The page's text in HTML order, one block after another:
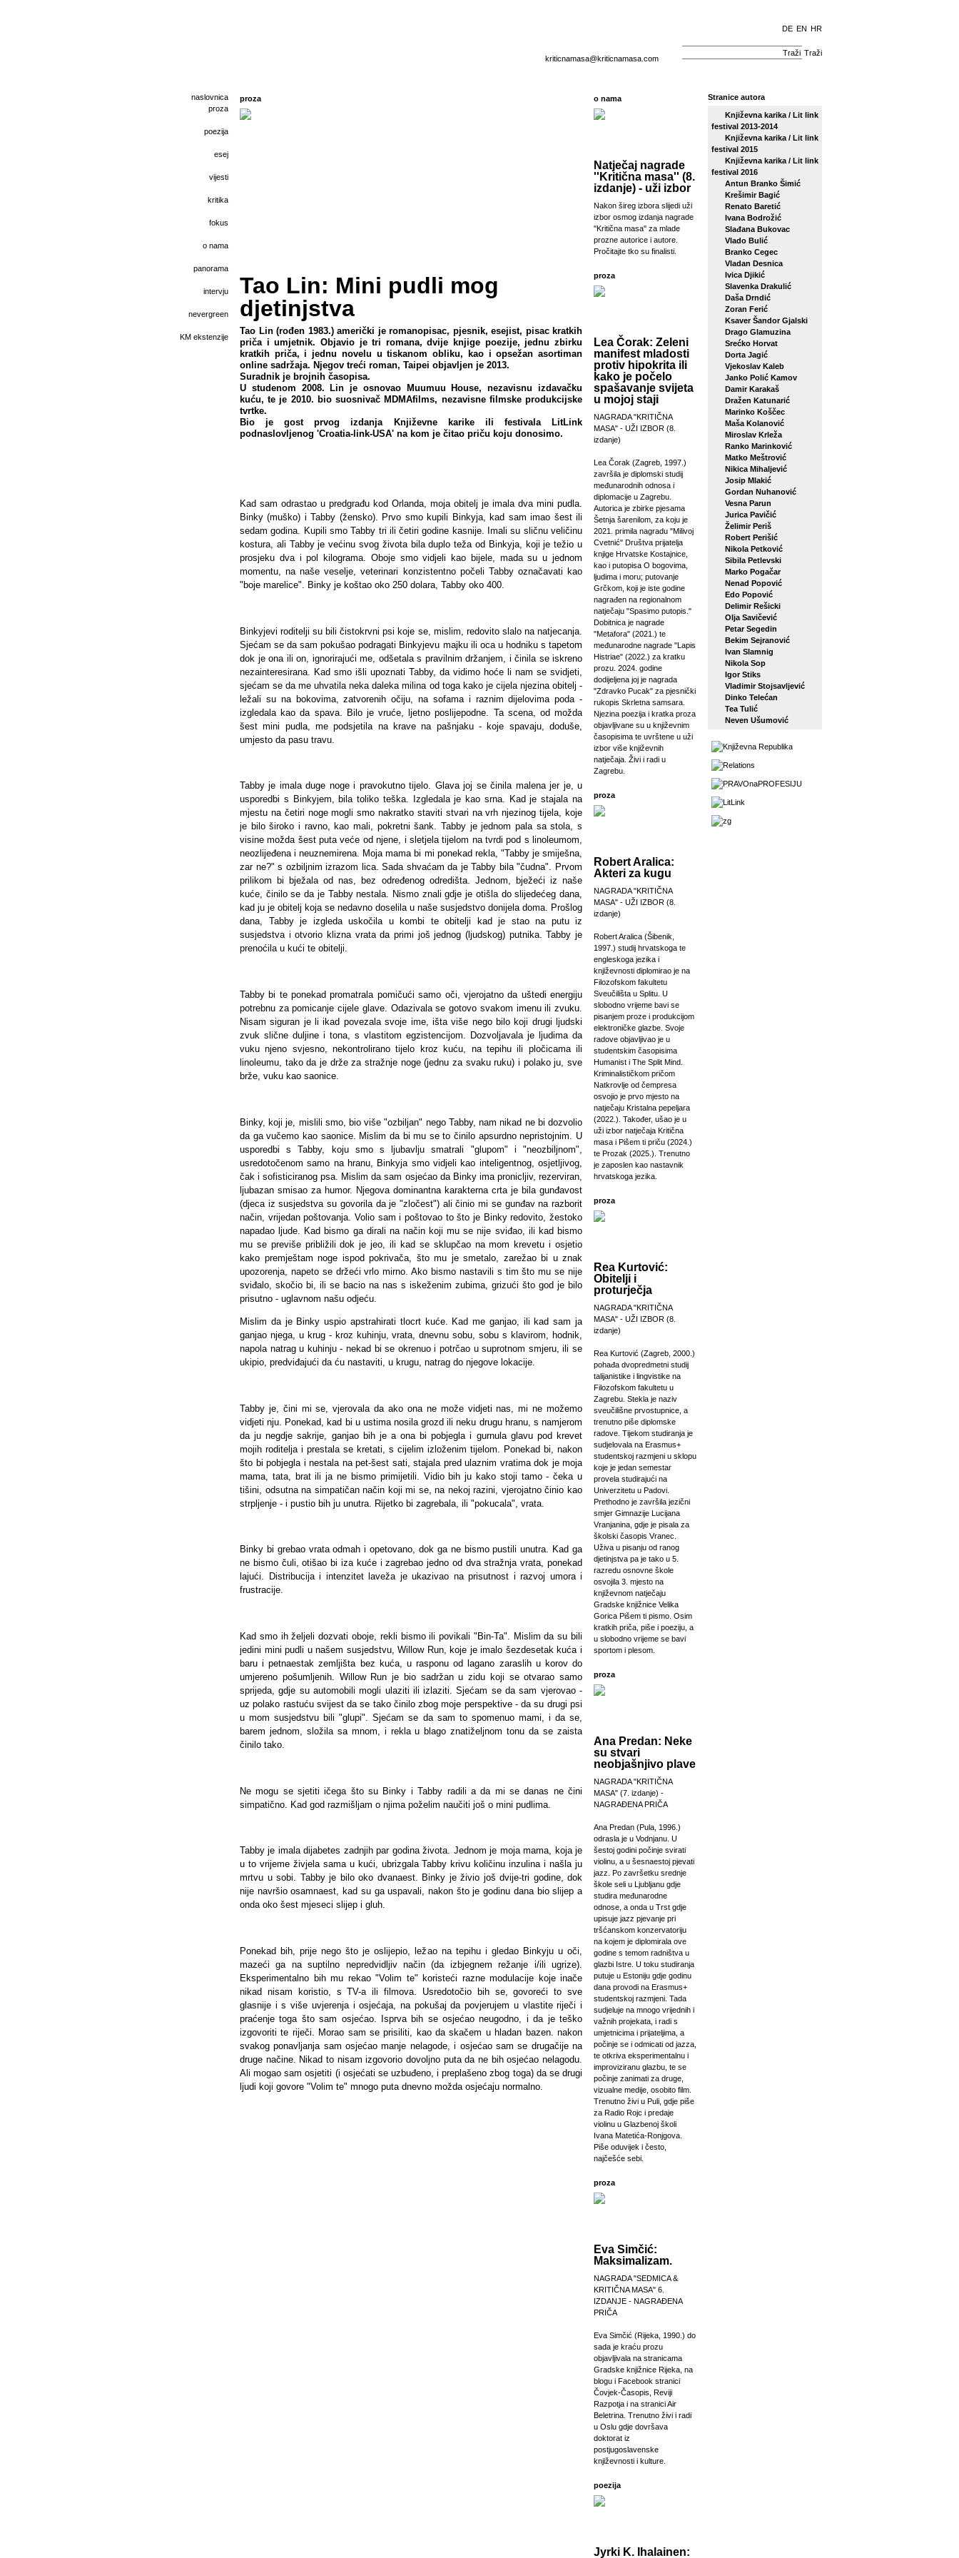
kriticnamasa@kriticnamasa.com
HR
EN
DE
Traži
naslovnica
proza
poezija
esej
vijesti
kritika
fokus
o nama
panorama
intervju
nevergreen
KM ekstenzije
proza
Tao Lin: Mini pudli mog
djetinjstva
Tao Lin (rođen 1983.) američki je romanopisac, pjesnik, esejist, pisac kratkih
priča i umjetnik. Objavio je tri romana, dvije knjige poezije, jednu zbirku
kratkih priča, i jednu novelu u tiskanom obliku, kao i opsežan asortiman
online sadržaja. Njegov treći roman, Taipei objavljen je 2013.
Suradnik je brojnih časopisa.
U studenom 2008. Lin je osnovao Muumuu House, nezavisnu izdavačku
kuću, te je 2010. bio suosnivač MDMAfilms, nezavisne filmske produkcijske
tvrtke.
Bio je gost prvog izdanja Književne karike ili festivala LitLink
podnaslovljenog 'Croatia-link-USA' na kom je čitao priču koju donosimo.
Kad sam odrastao u predgrađu kod Orlanda, moja obitelj je imala dva mini pudla.
Binky (muško) i Tabby (žensko). Prvo smo kupili Binkyja, kad sam imao šest ili
sedam godina. Kupili smo Tabby tri ili četiri godine kasnije. Imali su sličnu veličinu
kostura, ali Tabby je većinu svog života bila duplo teža od Binkyja, koji je težio u
prosjeku dva i pol kilograma. Oboje smo vidjeli kao bijele, mada su u jednom
momentu, na naše veselje, veterinari konzistentno počeli Tabby označavati kao
"boje marelice". Binky je koštao oko 250 dolara, Tabby oko 400.
Binkyjevi roditelji su bili čistokrvni psi koje se, mislim, redovito slalo na natjecanja.
Sjećam se da sam pokušao podragati Binkyjevu majku ili oca u hodniku s tapetom
dok je ona ili on, ignorirajući me, odšetala s pravilnim držanjem, i činila se iskreno
nezainteresirana. Kad smo išli upoznati Tabby, da vidimo hoće li nam se svidjeti,
sjećam se da me uhvatila neka daleka milina od toga kako je cijela njezina obitelj -
ležali su na bokovima, zatvorenih očiju, na sofama i raznim dijelovima poda -
izgledala kao da spava. Bilo je vruće, ljetno poslijepodne. Ta scena, od možda
šest mini pudla, me podsjetila na krave na pašnjaku - koje spavaju, doduše,
umjesto da pasu travu.
Tabby je imala duge noge i pravokutno tijelo. Glava joj se činila malena jer je, u
usporedbi s Binkyjem, bila toliko teška. Izgledala je kao srna. Kad je stajala na
mjestu na četiri noge mogli smo nakratko staviti stvari na vrh njezinog tijela, koje
je bilo široko i ravno, kao mali, pokretni šank. Tabby je jednom pala sa stola, s
visine možda šest puta veće od njene, i sletjela tijelom na tvrdi pod s linoleumom,
neozlijeđena i neuznemirena. Moja mama bi mi ponekad rekla, "Tabby je smiješna,
zar ne?" s ozbiljnim izrazom lica. Sada shvaćam da je Tabby bila "čudna". Prvom
prilikom bi bježala od nas, bez određenog odredišta. Jednom, bježeći iz naše
kuće, činilo se da je Tabby nestala. Nismo znali gdje je otišla do slijedećeg dana,
kad ju je obitelj koja se nedavno doselila u naše susjedstvo donijela doma. Prošlog
dana, Tabby je izgleda uskočila u kombi te obitelji kad je stao na putu iz
susjedstva i otvorio klizna vrata da primi još jednog (ljudskog) putnika. Tabby je
prenoćila u kući te obitelji.
Tabby bi te ponekad promatrala pomičući samo oči, vjerojatno da uštedi energiju
potrebnu za pomicanje cijele glave. Odazivala se gotovo svakom imenu ili zvuku.
Nisam siguran je li ikad povezala svoje ime, išta više nego bilo koji drugi ljudski
zvuk slične duljine i tona, s vlastitom egzistencijom. Dozvoljavala je ljudima da
vuku njeno svjesno, nekontrolirano tijelo kroz kuću, na tepihu ili pločicama ili
linoleumu, tako da je drže za stražnje noge (jednu za svaku ruku) i polako ju, sve
brže, vuku kao saonice.
Binky, koji je, mislili smo, bio više "ozbiljan" nego Tabby, nam nikad ne bi dozvolio
da ga vučemo kao saonice. Mislim da bi mu se to činilo apsurdno nepristojnim. U
usporedbi s Tabby, koju smo s ljubavlju smatrali "glupom" i "neozbiljnom",
usredotočenom samo na hranu, Binkyja smo vidjeli kao inteligentnog, osjetljivog,
čak i sofisticiranog psa. Mislim da sam osjećao da Binky ima pronicljiv, rezerviran,
ljubazan smisao za humor. Njegova dominantna karakterna crta je bila gunđavost
(djeca iz susjedstva su govorila da je "zločest") ali činio mi se gunđav na razborit
način, vrijedan poštovanja. Volio sam i poštovao to što je Binky redovito, žestoko
napadao ljude. Kad bismo ga dirali na način koji mu se nije sviđao, ili kad bismo
mu se previše približili dok je jeo, ili kad se sklupčao na mom krevetu i osjetio
kako premještam noge ispod pokrivača, što mu je smetalo, zarežao bi u znak
upozorenja, napeto se držeći vrlo mirno. Ako bismo nastavili s tim što mu se nije
sviđalo, skočio bi, ili se bacio na nas s iskeženim zubima, grizući što god je bilo
prisutno - uglavnom našu odjeću.
Mislim da je Binky uspio apstrahirati tlocrt kuće. Kad me ganjao, ili kad sam ja
ganjao njega, u krug - kroz kuhinju, vrata, dnevnu sobu, sobu s klavirom, hodnik,
napola natrag u kuhinju - nekad bi se okrenuo i potrčao u suprotnom smjeru, ili se
ukipio, predviđajući da ću nastaviti, u krugu, natrag do njegove lokacije.
Tabby je, čini mi se, vjerovala da ako ona ne može vidjeti nas, mi ne možemo
vidjeti nju. Ponekad, kad bi u ustima nosila grozd ili neku drugu hranu, s namjerom
da ju negdje sakrije, ganjao bih je a ona bi pobjegla i gurnula glavu pod krevet
mojih roditelja i prestala se kretati, s cijelim izloženim tijelom. Ponekad bi, nakon
što bi pobjegla i nestala na pet-šest sati, stajala pred ulaznim vratima dok je moja
mama, tata, brat ili ja ne bismo primijetili. Vidio bih ju kako stoji tamo - čeka u
tišini, odsutna na simpatičan način koji mi se, na nekoj razini, vjerojatno činio kao
strpljenje - i pustio bih ju unutra. Rijetko bi zagrebala, ili "pokucala", vrata.
Binky bi grebao vrata odmah i opetovano, dok ga ne bismo pustili unutra. Kad ga
ne bismo čuli, otišao bi iza kuće i zagrebao jedno od dva stražnja vrata, ponekad
lajući. Distribucija i intenzitet laveža je ukazivao na prisutnost i razvoj umora i
frustracije.
Kad smo ih željeli dozvati oboje, rekli bismo ili povikali "Bin-Ta". Mislim da su bili
jedini mini pudli u našem susjedstvu, Willow Run, koje je imalo šezdesetak kuća i
baru i petnaestak zemljišta bez kuća, u rasponu od lagano zaraslih u korov do
umjereno pošumljenih. Willow Run je bio sadržan u zidu koji se otvarao samo
sprijeda, gdje su automobili mogli ulaziti ili izlaziti. Sjećam se da sam vjerovao -
uz polako rastuću svijest da se tako činilo zbog moje perspektive - da su drugi psi
u mom susjedstvu bili "glupi". Sjećam se da sam to spomenuo mami, i da se,
barem jednom, složila sa mnom, i rekla u blago znatiželjnom tonu da se zaista
činilo tako.
Ne mogu se sjetiti ičega što su Binky i Tabby radili a da mi se danas ne čini
simpatično. Kad god razmišljam o njima poželim naučiti još o mini pudlima.
Tabby je imala dijabetes zadnjih par godina života. Jednom je moja mama, koja je
u to vrijeme živjela sama u kući, ubrizgala Tabby krivu količinu inzulina i našla ju
mrtvu u sobi. Tabby je bilo oko dvanaest. Binky je živio još dvije-tri godine, dok
nije navršio osamnaest, kad su ga uspavali, nakon što je godinu dana bio slijep a
onda oko šest mjeseci slijep i gluh.
Ponekad bih, prije nego što je oslijepio, ležao na tepihu i gledao Binkyju u oči,
mazeći ga na suptilno nepredvidljiv način (da izbjegnem režanje i/ili ugrize).
Eksperimentalno bih mu rekao "Volim te" koristeći razne modulacije koje inače
nikad nisam koristio, s TV-a ili filmova. Usredotočio bih se, govoreći to sve
glasnije i s više uvjerenja i osjećaja, na pokušaj da povjerujem u vlastite riječi i
praćenje toga što sam osjećao. Isprva bih se osjećao neugodno, i da je teško
izgovoriti te riječi. Morao sam se prisiliti, kao da skačem u hladan bazen. nakon
svakog ponavljanja sam osjećao manje nelagode, i osjećao sam se drugačije na
druge načine. Nikad to nisam izgovorio dovoljno puta da ne bih osjećao nelagodu.
Ali mogao sam osjetiti (i osjećati se uzbuđeno, i preplašeno zbog toga) da se drugi
ljudi koji govore "Volim te" mnogo puta dnevno možda osjećaju normalno.
o nama
Natječaj nagrade
''Kritična masa'' (8.
izdanje) - uži izbor
Nakon šireg izbora slijedi uži
izbor osmog izdanja nagrade
''Kritična masa'' za mlade
prozne autorice i autore.
Pročitajte tko su finalisti.
proza
Lea Čorak: Zeleni
manifest mladosti
protiv hipokrita ili
kako je počelo
spašavanje svijeta
u mojoj staji
NAGRADA "KRITIČNA
MASA" - UŽI IZBOR (8.
izdanje)
Lea Čorak (Zagreb, 1997.)
završila je diplomski studij
međunarodnih odnosa i
diplomacije u Zagrebu.
Autorica je zbirke pjesama
Šetnja šarenilom, za koju je
2021. primila nagradu "Milivoj
Cvetnić" Društva prijatelja
knjige Hrvatske Kostajnice,
kao i putopisa O bogovima,
ljudima i moru; putovanje
Grčkom, koji je iste godine
nagrađen na regionalnom
natječaju "Spasimo putopis."
Dobitnica je nagrade
"Metafora" (2021.) te
međunarodne nagrade "Lapis
Histriae" (2022.) za kratku
prozu. 2024. godine
dodijeljena joj je nagrada
"Zdravko Pucak" za pjesnički
rukopis Skrletna samsara.
Njezina poezija i kratka proza
objavljivane su u književnim
časopisima te uvrštene u uži
izbor više književnih
natječaja. Živi i radi u
Zagrebu.
proza
Robert Aralica:
Akteri za kugu
NAGRADA "KRITIČNA
MASA" - UŽI IZBOR (8.
izdanje)
Robert Aralica (Šibenik,
1997.) studij hrvatskoga te
engleskoga jezika i
književnosti diplomirao je na
Filozofskom fakultetu
Sveučilišta u Splitu. U
slobodno vrijeme bavi se
pisanjem proze i produkcijom
elektroničke glazbe. Svoje
radove objavljivao je u
studentskim časopisima
Humanist i The Split Mind.
Kriminalističkom pričom
Natkrovlje od čempresa
osvojio je prvo mjesto na
natječaju Kristalna pepeljara
(2022.). Također, ušao je u
uži izbor natječaja Kritična
masa i Pišem ti priču (2024.)
te Prozak (2025.). Trenutno
je zaposlen kao nastavnik
hrvatskoga jezika.
proza
Rea Kurtović:
Obitelji i
proturječja
NAGRADA "KRITIČNA
MASA" - UŽI IZBOR (8.
izdanje)
Rea Kurtović (Zagreb, 2000.)
pohađa dvopredmetni studij
talijanistike i lingvistike na
Filozofskom fakultetu u
Zagrebu. Stekla je naziv
sveučilišne prvostupnice, a
trenutno piše diplomske
radove. Tijekom studiranja je
sudjelovala na Erasmus+
studentskoj razmjeni u sklopu
koje je jedan semestar
provela studirajući na
Univerzitetu u Padovi.
Prethodno je završila jezični
smjer Gimnazije Lucijana
Vranjanina, gdje je pisala za
školski časopis Vranec.
Uživa u pisanju od ranog
djetinjstva pa je tako u 5.
razredu osnovne škole
osvojila 3. mjesto na
književnom natječaju
Gradske knjižnice Velika
Gorica Pišem ti pismo. Osim
kratkih priča, piše i poeziju, a
u slobodno vrijeme se bavi
sportom i plesom.
proza
Ana Predan: Neke
su stvari
neobjašnjivo plave
NAGRADA "KRITIČNA
MASA" (7. izdanje) -
NAGRAĐENA PRIČA
Ana Predan (Pula, 1996.)
odrasla je u Vodnjanu. U
šestoj godini počinje svirati
violinu, a u šesnaestoj pjevati
jazz. Po završetku srednje
škole seli u Ljubljanu gdje
studira međunarodne
odnose, a onda u Trst gdje
upisuje jazz pjevanje pri
tršćanskom konzervatoriju
na kojem je diplomirala ove
godine s temom radništva u
glazbi Istre. U toku studiranja
putuje u Estoniju gdje godinu
dana provodi na Erasmus+
studentskoj razmjeni. Tada
sudjeluje na mnogo vrijednih i
važnih projekata, i radi s
umjetnicima i prijateljima, a
počinje se i odmicati od jazza,
te otkriva eksperimentalnu i
improviziranu glazbu, te se
počinje zanimati za druge,
vizualne medije, osobito film.
Trenutno živi u Puli, gdje piše
za Radio Rojc i predaje
violinu u Glazbenoj školi
Ivana Matetića-Ronjgova.
Piše oduvijek i često,
najčešće sebi.
proza
Eva Simčić:
Maksimalizam.
NAGRADA "SEDMICA &
KRITIČNA MASA" 6.
IZDANJE - NAGRAĐENA
PRIČA
Eva Simčić (Rijeka, 1990.) do
sada je kraću prozu
objavljivala na stranicama
Gradske knjižnice Rijeka, na
blogu i Facebook stranici
Čovjek-Časopis, Reviji
Razpotja i na stranici Air
Beletrina. Trenutno živi i radi
u Oslu gdje dovršava
doktorat iz
postjugoslavenske
književnosti i kulture.
poezija
Jyrki K. Ihalainen:
Stranice autora
Književna karika / Lit link
festival 2013-2014
Književna karika / Lit link
festival 2015
Književna karika / Lit link
festival 2016
Antun Branko Šimić
Krešimir Bagić
Renato Baretić
Ivana Bodrožić
Slađana Bukovac
Vlado Bulić
Branko Cegec
Vladan Desnica
Ivica Djikić
Slavenka Drakulić
Daša Drndić
Zoran Ferić
Ksaver Šandor Gjalski
Drago Glamuzina
Srećko Horvat
Dorta Jagić
Vjekoslav Kaleb
Janko Polić Kamov
Damir Karakaš
Dražen Katunarić
Marinko Koščec
Maša Kolanović
Miroslav Krleža
Ranko Marinković
Matko Meštrović
Nikica Mihaljević
Josip Mlakić
Gordan Nuhanović
Vesna Parun
Jurica Pavičić
Želimir Periš
Robert Perišić
Nikola Petković
Sibila Petlevski
Marko Pogačar
Nenad Popović
Edo Popović
Delimir Rešicki
Olja Savičević
Petar Segedin
Bekim Sejranović
Ivan Slamnig
Nikola Sop
Igor Stiks
Vladimir Stojsavljević
Dinko Telećan
Tea Tulić
Neven Ušumović